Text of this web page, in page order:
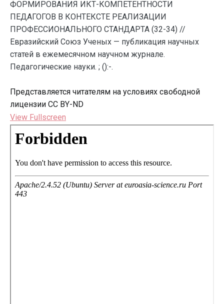
ФОРМИРОВАНИЯ ИКТ-КОМПЕТЕНТНОСТИ
ПЕДАГОГОВ В КОНТЕКСТЕ РЕАЛИЗАЦИИ
ПРОФЕССИОНАЛЬНОГО СТАНДАРТА (32-34) //
Евразийский Союз Ученых — публикация научных
статей в ежемесячном научном журнале.
Педагогические науки. ; ():-.
Представляется читателям на условиях свободной
лицензии CC BY-ND
View Fullscreen
Перейти
содержимому